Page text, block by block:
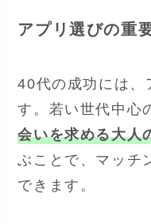
アプリ選びの重
40代の成功には、
す。若い世代中心
会いを求める大人
ぶことで、マッチ
できます。